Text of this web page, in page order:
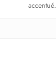
accentué.